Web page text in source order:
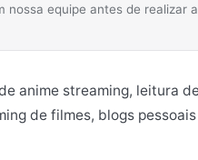
nossa equipe antes de realizar
anime streaming, leitura
de filmes, blogs